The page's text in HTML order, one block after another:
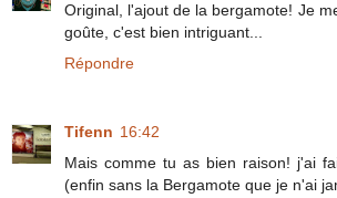
Original, l'ajout de la bergamote! Je
goûte, c'est bien intriguant...
Répondre
Tifenn 16:42
Mais comme tu as bien raison! j'ai
(enfin sans la Bergamote que je n'ai